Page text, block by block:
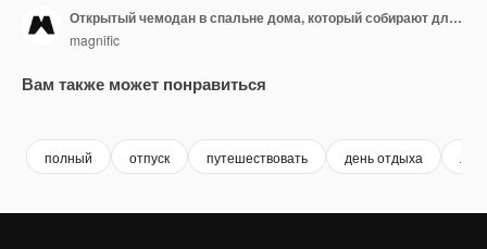
Открытый чемодан в спальне дома, который собирают для летнего отпуска
magnific
Вам также может понравиться
полный отпуск путешествовать день отдыха